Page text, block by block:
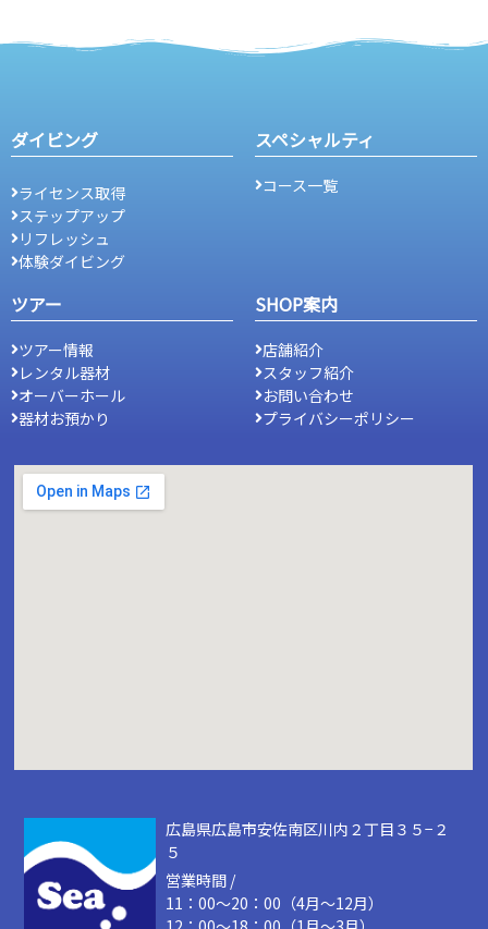
ダイビング
ライセンス取得
ステップアップ
リフレッシュ
体験ダイビング
スペシャルティ
コース一覧
ツアー
ツアー情報
レンタル器材
オーバーホール
器材お預かり
SHOP案内
店舗紹介
スタッフ紹介
お問い合わせ
プライバシーポリシー
広島県広島市安佐南区川内２丁目３５−２
５
営業時間 /
11：00～20：00（4月～12月）